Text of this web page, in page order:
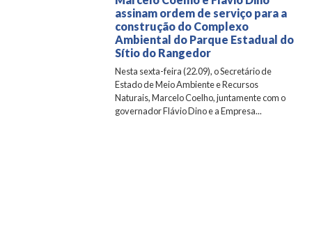
assinam ordem de serviço para a
construção do Complexo
Ambiental do Parque Estadual do
Sítio do Rangedor
Nesta sexta-feira (22.09), o Secretário de
Estado de Meio Ambiente e Recursos
Naturais, Marcelo Coelho, juntamente com o
governador Flávio Dino e a Empresa...